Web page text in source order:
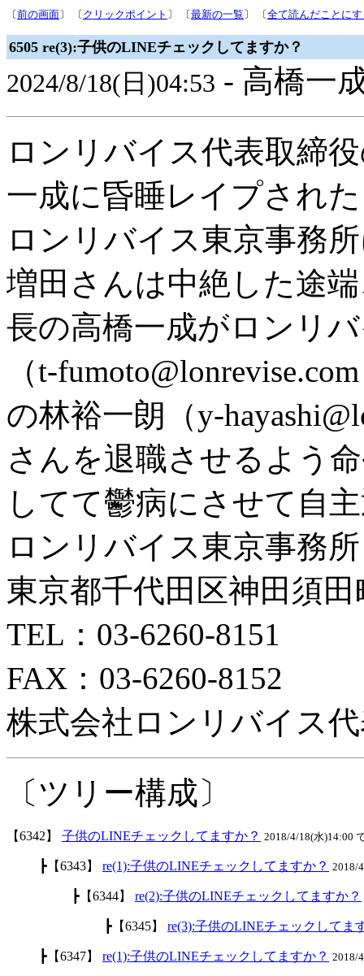
〔前の画面〕 〔 クリックポイント 〕 〔最新の一覧 〕 〔全て読んだことに
6505 re(3):子供のLINEチェックしてますか？
2024/8/18(日)04:53 - 高橋一
ロンリバイス代表取締
一成に昏睡レイプされ
ロンリバイス東京事務
増田さんは中絶した途
長の高橋一成がロンリ
（t-
の林裕一朗（y-
さんを退職させるよう
してて鬱病にさせて自
ロンリバイス東京事務所
東京都千代田区神田須
TEL：03-6260-8151
FAX：03-6260-8152
株式会社ロンリバイス
〔ツリー構成〕
【6342】 子供のLINEチェックしてますか？ 2018/4/18(水)14:00
┣【6343】 re(1):子供のLINEチェックしてますか？ 2018/
┣【6344】 re(2):子供のLINEチェックしてますか？
┣【6345】 re(3):子供のLINEチェックしてま
┣【6347】 re(1):子供のLINEチェックしてますか？ 2018/